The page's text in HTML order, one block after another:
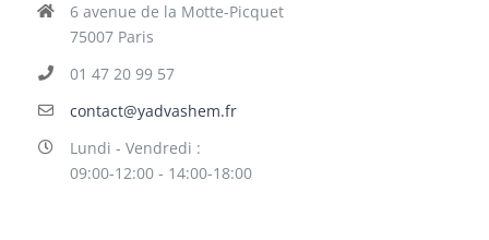
6 avenue de la Motte-Picquet
75007 Paris
01 47 20 99 57
contact@yadvashem.fr
Lundi - Vendredi :
09:00-12:00 - 14:00-18:00